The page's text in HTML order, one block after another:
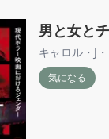
男と女と
キャロル・J
気になる